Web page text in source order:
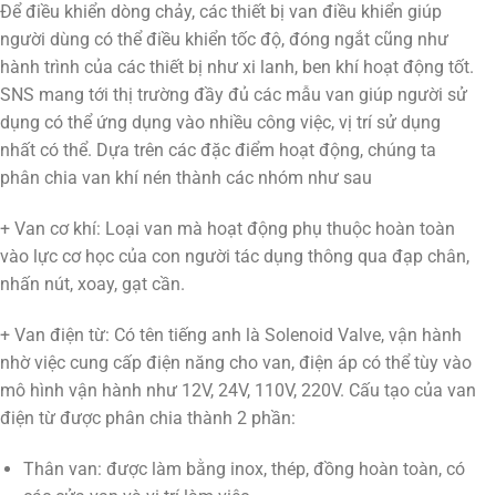
Để điều khiển dòng chảy, các thiết bị van điều khiển giúp
người dùng có thể điều khiển tốc độ, đóng ngắt cũng như
hành trình của các thiết bị như xi lanh, ben khí hoạt động tốt.
SNS mang tới thị trường đầy đủ các mẫu van giúp người sử
dụng có thể ứng dụng vào nhiều công việc, vị trí sử dụng
nhất có thể. Dựa trên các đặc điểm hoạt động, chúng ta
phân chia van khí nén thành các nhóm như sau
+ Van cơ khí: Loại van mà hoạt động phụ thuộc hoàn toàn
vào lực cơ học của con người tác dụng thông qua đạp chân,
nhấn nút, xoay, gạt cần.
+ Van điện từ: Có tên tiếng anh là Solenoid Valve, vận hành
nhờ việc cung cấp điện năng cho van, điện áp có thể tùy vào
mô hình vận hành như 12V, 24V, 110V, 220V. Cấu tạo của van
điện từ được phân chia thành 2 phần:
Thân van: được làm bằng inox, thép, đồng hoàn toàn, có